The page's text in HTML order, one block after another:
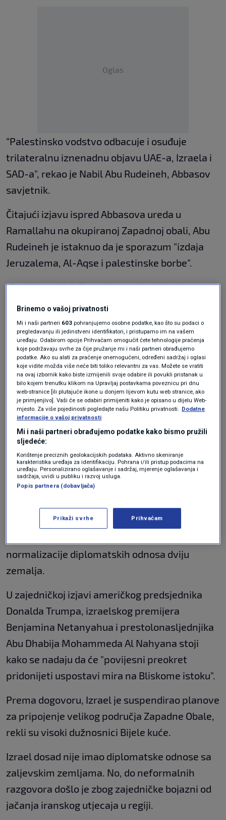
Oglas
“Palestinsko vodstvo odbacuje i osuđuje
trilateralnu iznenadnu objavu UAE-a, Izraela i
SAD-a", rekao je Nabil Abu Rudeineh, Abbasov
savjetnik.
Čitajući izjavu ispred Abbasova ureda u
Ramallahu na okupiranoj Zapadnoj obali, Abu
Rudeineh je istaknuo da je sporazum "izdaja
Jeruzalema, Al-Aqse i palestinske borbe".
Visoki iranski dužnosnik procijenio je da
sporazum neće donijeti mir u regiji.
"Novi pristup UAE-a normalizaciji veza s
izmišljenim, kriminalnim Izraelom ne pridonosi
miru i sigurnosti, nego je u službi cionističkih
zločina", napisao je na Twitteru Hossein Amir-
Abdollahian, zamjenik iranskog ministra
vanjskih poslova.
"Ponašanje Abu Dhabija nema opravdanja i
okreće leđa palestinskoj borbi. Uz takvu
stratešku grešku, UAE će progutati cionistička
vatra", dodao je.
Izrael i Ujedinjeni Arapski Emirati postigli su u
četvrtak uz posredovanje Sjedinjenih Država
normalizacije diplomatskih odnosa dviju
zemalja.
U zajedničkoj izjavi američkog predsjednika
Donalda Trumpa, izraelskog premijera
Benjamina Netanyahua i prestolonasljednjika
Abu Dhabija Mohammeda Al Nahyana stoji
kako se nadaju da će "povijesni preokret
pridonijeti uspostavi mira na Bliskome istoku".
Prema dogovoru, Izrael je suspendirao planove
za pripojenje velikog područja Zapadne Obale,
rekli su visoki dužnosnici Bijele kuće.
Izrael dosad nije imao diplomatske odnose sa
zaljevskim zemljama. No, do neformalnih
razgovora došlo je zbog zajedničke bojazni od
jačanja iranskog utjecaja u regiji.
Brinemo o vašoj privatnosti
Mi i naši partneri 603 pohranjujemo osobne podatke, kao što su podaci o
pregledavanju ili jedinstveni identifikatori, i pristupamo im na vašem
uređaju. Odabirom opcije Prihvaćam omogućit ćete tehnologije praćenja
koje podržavaju svrhe za čije pružanje mi i naši partneri obrađujemo
podatke. Ako su alati za praćenje onemogućeni, određeni sadržaj i oglasi
koje vidite možda više neće biti toliko relevantni za vas. Možete se vratiti
na ovaj izbornik kako biste izmijenili svoje odabire ili povukli pristanak u
bilo kojem trenutku klikom na Upravljaj postavkama poveznicu pri dnu
web-stranice [ili plutajuće ikone u donjem lijevom kutu web stranice, ako
je primjenjivo]. Vaši će se odabiri primijeniti kako je opisano u dijelu Web-
mjesto. Za više pojedinosti pogledajte našu Politiku privatnosti. Dodatne
informacije o vašoj privatnosti
Mi i naši partneri obrađujemo podatke kako bismo pružili
sljedeće:
Korištenje preciznih geolokacijskih podataka. Aktivno skeniranje
karakteristika uređaja za identifikaciju. Pohrana i/ili pristup podacima na
uređaju. Personalizirano oglašavanje i sadržaj, mjerenje oglašavanja i
sadržaja, uvidi u publiku i razvoj usluga.
Popis partnera (dobavljača)
Prikaži svrhe Prihvaćam